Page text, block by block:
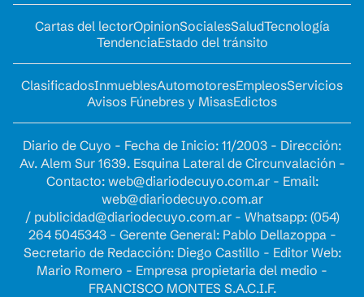
Cartas del lectorOpinionSocialesSaludTecnología
TendenciaEstado del tránsito
ClasificadosInmueblesAutomotoresEmpleosServicios
Avisos Fúnebres y MisasEdictos
Diario de Cuyo - Fecha de Inicio: 11/2003 - Dirección:
Av. Alem Sur 1639. Esquina Lateral de Circunvalación -
Contacto: web@diariodecuyo.com.ar- Email:
web@diariodecuyo.com.ar
/ publicidad@diariodecuyo.com.ar- Whatsapp: (054)
264 5045343 - Gerente General: Pablo Dellazoppa -
Secretario de Redacción: Diego Castillo - Editor Web:
Mario Romero - Empresa propietaria del medio -
FRANCISCO MONTES S.A.C.I.F.